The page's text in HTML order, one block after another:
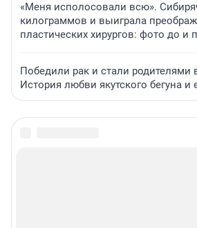
«Меня исполосовали всю».
килограммов и выиграла
пластических хирургов: фото до и
Победили рак и стали родителями
История любви якутского бегуна и